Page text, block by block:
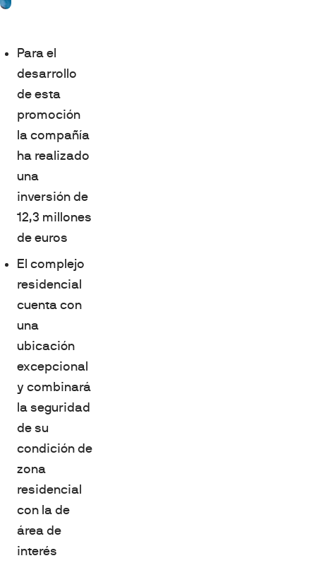
Para el
desarrollo
de esta
promoción
la compañía
ha realizado
una
inversión de
12,3 millones
de euros
El complejo
residencial
cuenta con
una
ubicación
excepcional
y combinará
la seguridad
de su
condición de
zona
residencial
con la de
área de
interés